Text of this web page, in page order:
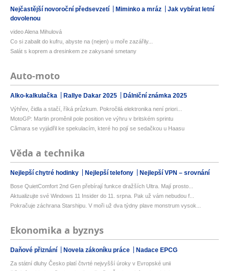
Nejčastější novoroční předsevzetí Miminko a mráz
Jak vybírat letní
dovolenou
video Alena Mihulová
Co si zabalit do kufru, abyste na (nejen) u moře zazářily...
Salát s koprem a dresinkem ze zakysané smetany
Auto-moto
Alko-kalkulačka Rallye Dakar 2025 Dálniční známka 2025
Výhřev, čidla a stačí, říká průzkum. Pokročilá elektronika není priori...
MotoGP: Martin proměnil pole position ve výhru v britském sprintu
Câmara se vyjádřil ke spekulacím, které ho pojí se sedačkou u Haasu
Věda a technika
Nejlepší chytré hodinky Nejlepší telefony Nejlepší VPN – srovnání
Bose QuietComfort 2nd Gen přebírají funkce dražších Ultra. Mají prosto...
Aktualizujte své Windows 11 Insider do 11. srpna. Pak už vám nebudou f...
Pokračuje záchrana Starshipu. V moři už dva týdny plave monstrum vysok...
Ekonomika a byznys
Daňové přiznání Novela zákoníku práce Nadace EPCG
Za státní dluhy Česko platí čtvrté nejvyšší úroky v Evropské unii